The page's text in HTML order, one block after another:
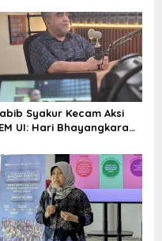
Syakur Kecam Aksi
UI: Hari Bhayangkara